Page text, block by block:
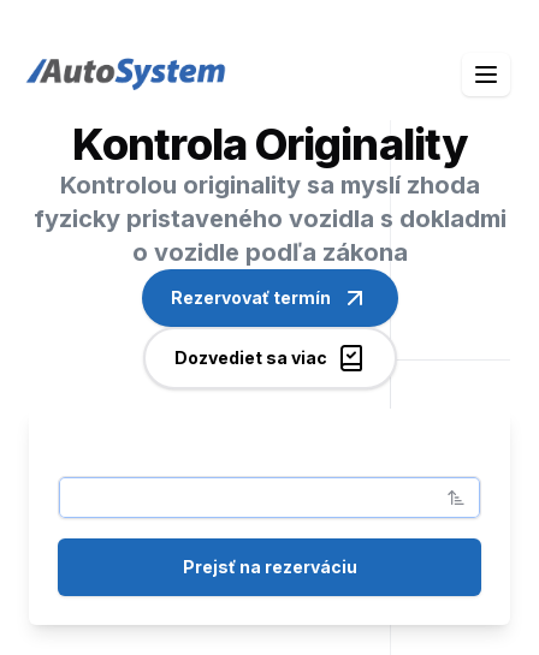
auto-system logo
Prejsť na rezerváciu
Kontrola Originality
Kontrolou originality sa myslí zhoda
fyzicky pristaveného vozidla s dokladmi
o vozidle podľa zákona
Rezervovať termín
Dozvediet sa viac